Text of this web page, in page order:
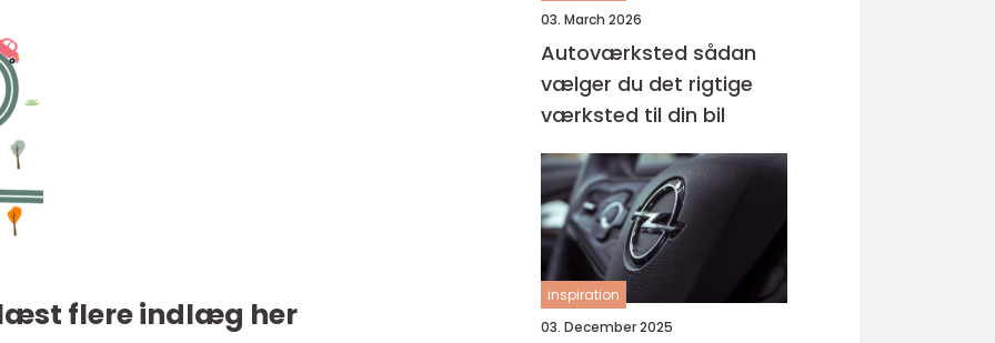
flere indlæg her
03. March 2026
Autoværksted sådan
vælger du det rigtige
værksted til din bil
inspiration
03. December 2025